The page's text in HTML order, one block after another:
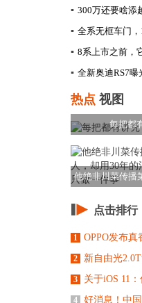
▪ 300万还要啥添
▪ 全系无框车门
▪ 8系上市之前，
▪ 全新奥迪RS7曝
热点 视图
每把都
他绝非川菜传播
点击排行
1 OPPO发布真
2 新自由光
3 关于iOS 11
4 好消息！中